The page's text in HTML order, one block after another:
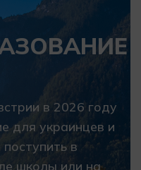
в 2026 году
для украинцев и
в
школы или на